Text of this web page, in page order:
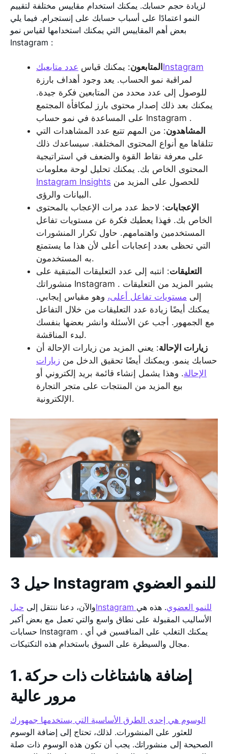
لزيادة حجم حسابك. يمكنك استخدام مقاييس مختلفة لتقييم
النمو اعتمادًا على أسباب حسابك على إنستجرام. فيما يلي
بعض أهم المقاييس التي يمكنك استخدامها لقياس نمو
Instagram :
المتابعون: يمكنك قياس
عدد متابعيكInstagram
لمراقبة نمو الحساب. يعد وجود أهداف بارزة
للوصول إلى عدد محدد من المتابعين فكرة جيدة.
يمكنك بعد ذلك إصدار محتوى بارز لمكافأة المجتمع
على المساعدة في نمو حساب Instagram .
المشاهدون: من المهم تتبع عدد المشاهدات التي
تتلقاها مع أنواع المحتوى المختلفة. سيساعدك ذلك
على معرفة نقاط القوة والضعف في استراتيجية
المحتوى الخاص بك. يمكنك تحليل لوحة معلومات
Instagram Insights
البيانات والرؤى.
الإعجابات: لاحظ عدد مرات الإعجاب بالمحتوى
الخاص بك. فهذا يعطيك فكرة عن مستويات تفاعل
المستخدمين واهتمامهم. حاول تكرار المنشورات
التي تحظى بعدد إعجابات أعلى لأن هذا ما يستمتع
به المستخدمون.
التعليقات: انتبه إلى عدد التعليقات المتبقية على
منشوراتك Instagram . يشير المزيد من التعليقات
إلى مستويات تفاعل أعلى، وهو مقياس إيجابي.
يمكنك أيضًا زيادة عدد التعليقات من خلال التفاعل
مع الجمهور. أجب عن الأسئلة وانشر بعضها بنفسك
لبدء المناقشة.
زيارات الإحالة: يعني المزيد من زيارات الإحالة أن
حسابك ينمو. ويمكنك أيضًا تحقيق الدخل من زيارات
الإحالة. وهذا يشمل إنشاء قائمة بريد إلكتروني أو
بيع المزيد من المنتجات على متجر التجارة
الإلكترونية.
3 حيل Instagram للنمو العضوي
والآن، دعنا ننتقل إلى حيلInstagram للنمو العضوي. هذه هي
الأساليب المقبولة على نطاق واسع والتي تعمل مع بعض أكبر
حسابات Instagram . يمكنك التغلب على المنافسين في أي
مجال والسيطرة على السوق باستخدام هذه التكتيكات.
1. إضافة هاشتاغات ذات حركة
مرور عالية
الوسوم هي إحدى الطرق الأساسية التي يستخدمها جمهورك
للعثور على المنشورات. لذلك، تحتاج إلى إضافة الوسوم
الصحيحة إلى منشوراتك. يجب أن تكون هذه الوسوم ذات صلة